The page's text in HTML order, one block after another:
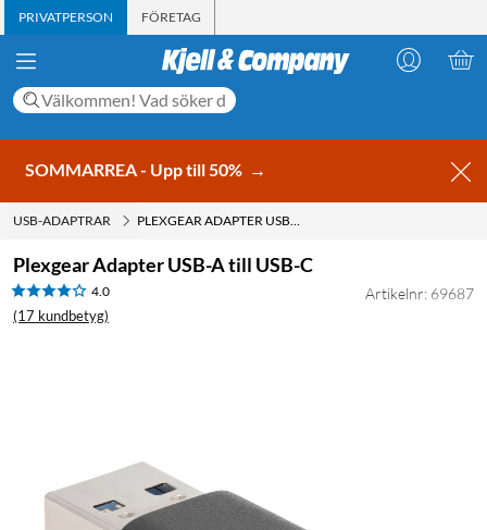
PRIVATPERSON FÖRETAG
SOMMARREA - Upp till 50% →
USB-ADAPTRAR PLEXGEAR ADAPTER USB-A TILL USB-C
Plexgear Adapter USB-A till USB-C
4.0
(17 kundbetyg)
Artikelnr: 69687